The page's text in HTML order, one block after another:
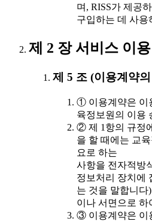
며, RISS가 제공
구입하는 데 사용
제 2 장 서비스 이
제 5 조 (이용계약
① 이용계약은 이
육정보원의 이용
② 제 1항의 규정
을 할 때에는 교
요로 하는
사항을 전자적방
정보처리 장치에
는 것을 말합니다)
이나 서면으로 하
③ 이용계약은 이